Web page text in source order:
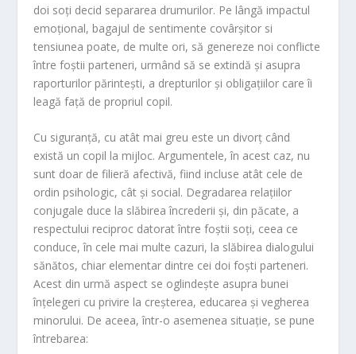
doi soți decid separarea drumurilor. Pe lângă impactul
emoțional, bagajul de sentimente covârșitor si
tensiunea poate, de multe ori, să genereze noi conflicte
între foștii parteneri, urmând să se extindă și asupra
raporturilor părintești, a drepturilor și obligațiilor care îi
leagă față de propriul copil.
Cu siguranță, cu atât mai greu este un divorț când
există un copil la mijloc. Argumentele, în acest caz, nu
sunt doar de filieră afectivă, fiind incluse atât cele de
ordin psihologic, cât și social. Degradarea relațiilor
conjugale duce la slăbirea încrederii și, din păcate, a
respectului reciproc datorat între foștii soți, ceea ce
conduce, în cele mai multe cazuri, la slăbirea dialogului
sănătos, chiar elementar dintre cei doi foști parteneri.
Acest din urmă aspect se oglindește asupra bunei
înțelegeri cu privire la creșterea, educarea și vegherea
minorului. De aceea, într-o asemenea situație, se pune
întrebarea: